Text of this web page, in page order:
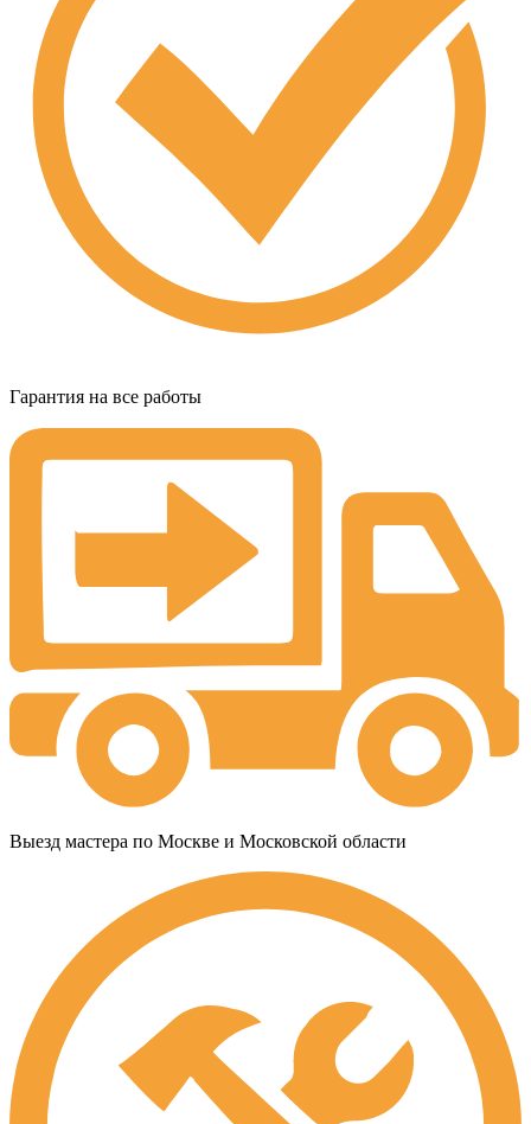
Гарантия на все работы
Выезд мастера по Москве и Московской области